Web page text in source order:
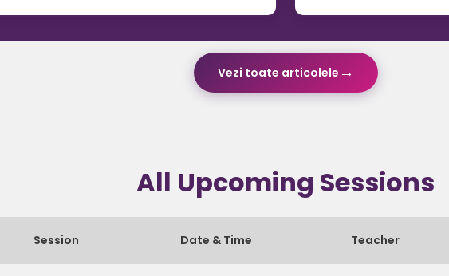
Vezi toate articolele →
All Upcoming Sessions
Session Date & Time Teacher